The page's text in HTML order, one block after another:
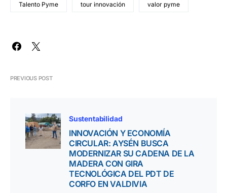
Talento Pyme tour innovación valor pyme
PREVIOUS POST
Sustentabilidad
INNOVACIÓN Y ECONOMÍA
CIRCULAR: AYSÉN BUSCA
MODERNIZAR SU CADENA DE LA
MADERA CON GIRA
TECNOLÓGICA DEL PDT DE
CORFO EN VALDIVIA